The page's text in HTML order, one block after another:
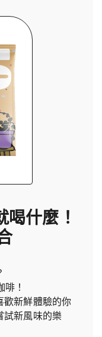
什麼！
！
歡新鮮體驗的你
試新風味的樂